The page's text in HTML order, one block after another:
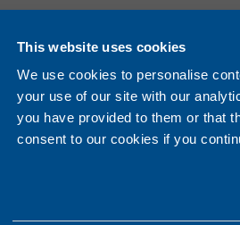
This website uses cookies
We use cookies to personalise
your use of our site with our
you have provided to them or that
consent to our cookies if you
Avviso legale